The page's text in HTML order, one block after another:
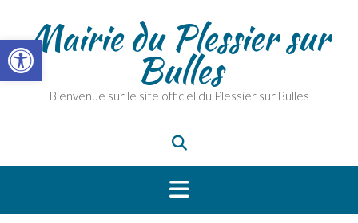
contentMairie du Plessier sur
Bulles
Bienvenue sur le site officiel du Plessier sur Bulles
Ouvrir la barre d’outils